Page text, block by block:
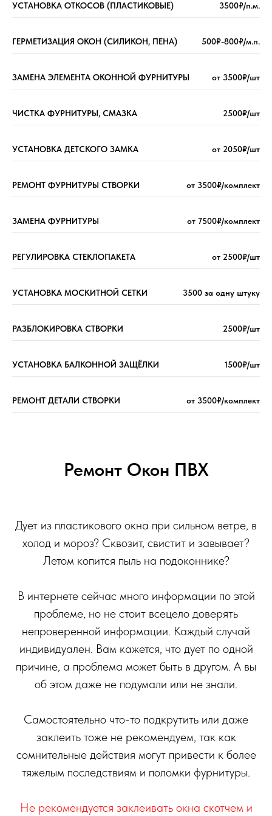
УСТАНОВКА ОТКОСОВ (ПЛАСТИКОВЫЕ) 3500₽/п.м.
ГЕРМЕТИЗАЦИЯ ОКОН (СИЛИКОН, ПЕНА) 500₽-800₽/м.п.
ЗАМЕНА ЭЛЕМЕНТА ОКОННОЙ ФУРНИТУРЫ от 3500₽/шт
ЧИСТКА ФУРНИТУРЫ, СМАЗКА 2500₽/шт
УСТАНОВКА ДЕТСКОГО ЗАМКА от 2050₽/шт
РЕМОНТ ФУРНИТУРЫ СТВОРКИ от 3500₽/комплект
ЗАМЕНА ФУРНИТУРЫ от 7500₽/комплект
РЕГУЛИРОВКА СТЕКЛОПАКЕТА от 2500₽/шт
УСТАНОВКА МОСКИТНОЙ СЕТКИ 3500 за одну штуку
РАЗБЛОКИРОВКА СТВОРКИ 2500₽/шт
УСТАНОВКА БАЛКОННОЙ ЗАЩЁЛКИ 1500₽/шт
РЕМОНТ ДЕТАЛИ СТВОРКИ от 3500₽/комплект
Ремонт Окон ПВХ
Дует из пластикового окна при сильном ветре, в
холод и мороз? Сквозит, свистит и завывает?
Летом копится пыль на подоконнике?
В интернете сейчас много информации по этой
проблеме, но не стоит всецело доверять
непроверенной информации. Каждый случай
индивидуален. Вам кажется, что дует по одной
причине, а проблема может быть в другом. А вы
об этом даже не подумали или не знали.
Самостоятельно что-то подкрутить или даже
заклеить тоже не рекомендуем, так как
сомнительные действия могут привести к более
тяжелым последствиям и поломки фурнитуры.
Не рекомендуется заклеивать окна скотчем и